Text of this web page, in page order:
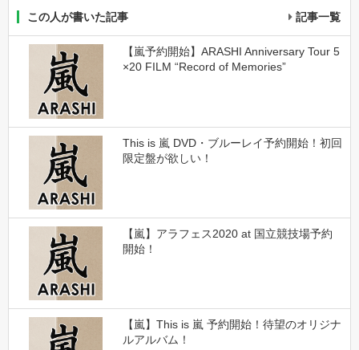
この人が書いた記事 記事一覧
【嵐予約開始】ARASHI Anniversary Tour 5
×20 FILM “Record of Memories”
This is 嵐 DVD・ブルーレイ予約開始！初回
限定盤が欲しい！
【嵐】アラフェス2020 at 国立競技場予約
開始！
【嵐】This is 嵐 予約開始！待望のオリジナ
ルアルバム！